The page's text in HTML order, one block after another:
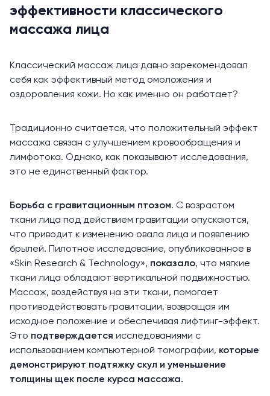
эффективности классического
массажа лица
Классический массаж лица давно зарекомендовал
себя как эффективный метод омоложения и
оздоровления кожи. Но как именно он работает?
Традиционно считается, что положительный эффект
массажа связан с улучшением кровообращения и
лимфотока. Однако, как показывают исследования,
это не единственный фактор.
Борьба с гравитационным птозом. С возрастом
ткани лица под действием гравитации опускаются,
что приводит к изменению овала лица и появлению
брылей. Пилотное исследование, опубликованное в
«Skin Research & Technology», показало, что мягкие
ткани лица обладают вертикальной подвижностью.
Массаж, воздействуя на эти ткани, помогает
противодействовать гравитации, возвращая им
исходное положение и обеспечивая лифтинг-эффект.
Это подтверждается исследованиями с
использованием компьютерной томографии, которые
демонстрируют подтяжку скул и уменьшение
толщины щек после курса массажа.